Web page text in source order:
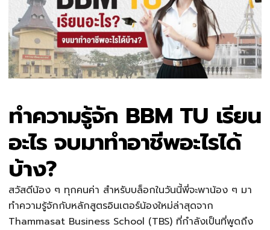
ทำความรู้จัก BBM TU เรียน
อะไร จบมาทำอาชีพอะไรได้
บ้าง?
สวัสดีน้อง ๆ ทุกคนค่า สำหรับบล็อกในวันนี้พี่จะพาน้อง ๆ มา
ทำความรู้จักกับหลักสูตรอินเตอร์น้องใหม่ล่าสุดจาก
Thammasat Business School (TBS) ที่กำลังเป็นที่พูดถึง